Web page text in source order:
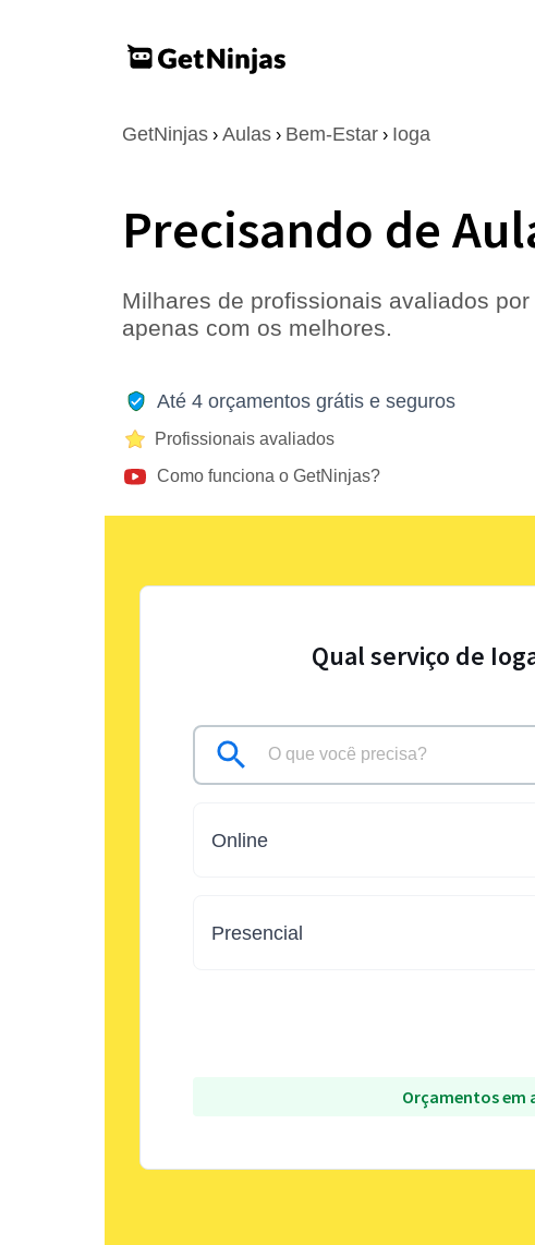
GetNinjas › Aulas › Bem-Estar › Ioga
Precisando de
Milhares de profissionais avaliados
apenas com os melhores.
Até 4 orçamentos grátis e seguros
Profissionais avaliados
Como funciona o GetNinjas?
Qual serviço de
Online
Presencial
Orçamentos em